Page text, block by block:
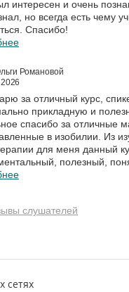
интересен и очень
но всегда есть чему
Спасибо!
Романовой
за отличный курс,
прикладную и
спасибо за отличные
в изобилии. Из
для меня данный
полезный,
слушателей
сетях